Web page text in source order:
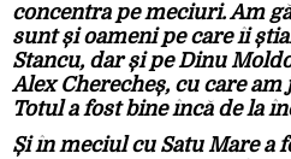
concentra pe meciuri. Am
sunt și oameni pe care îi
Stancu, dar și pe Dinu
Alex Cherecheș, cu care
Totul a fost bine încă de la
Și în meciul cu Satu Mare a